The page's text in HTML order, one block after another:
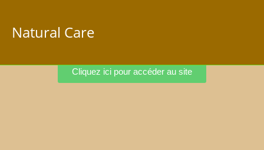
Natural Care
Cliquez ici pour accéder au site